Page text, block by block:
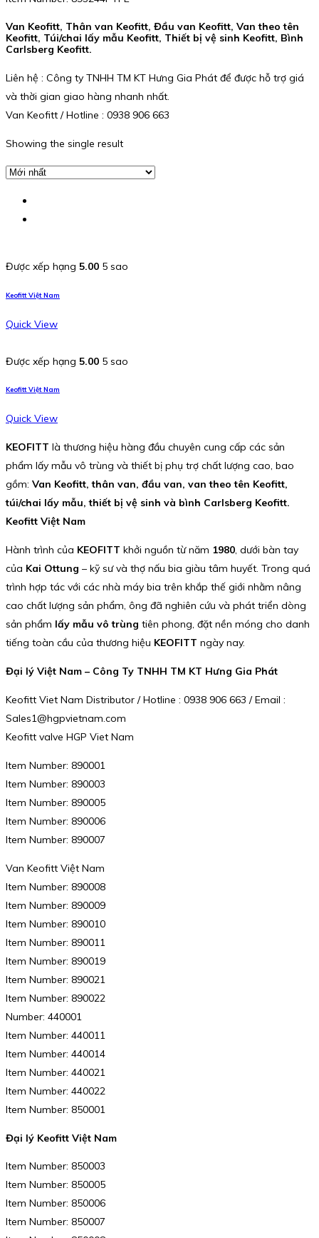
Van Keofitt, Thân van Keofitt, Đầu van Keofitt, Van theo tên
Keofitt, Túi/chai lấy mẫu Keofitt, Thiết bị vệ sinh Keofitt, Bình
Carlsberg Keofitt.
Liên hệ : Công ty TNHH TM KT Hưng Gia Phát để được hỗ trợ giá
và thời gian giao hàng nhanh nhất.
Van Keofitt / Hotline : 0938 906 663
Showing the single result
Được xếp hạng 5.00 5 sao
Keofitt Việt Nam
Quick View
Được xếp hạng 5.00 5 sao
Keofitt Việt Nam
Quick View
KEOFITT là thương hiệu hàng đầu chuyên cung cấp các sản
phẩm lấy mẫu vô trùng và thiết bị phụ trợ chất lượng cao, bao
gồm: Van Keofitt, thân van, đầu van, van theo tên Keofitt,
túi/chai lấy mẫu, thiết bị vệ sinh và bình Carlsberg Keofitt.
Keofitt Việt Nam
Hành trình của KEOFITT khởi nguồn từ năm 1980, dưới bàn tay
của Kai Ottung – kỹ sư và thợ nấu bia giàu tâm huyết. Trong quá
trình hợp tác với các nhà máy bia trên khắp thế giới nhằm nâng
cao chất lượng sản phẩm, ông đã nghiên cứu và phát triển dòng
sản phẩm lấy mẫu vô trùng tiên phong, đặt nền móng cho danh
tiếng toàn cầu của thương hiệu KEOFITT ngày nay.
Đại lý Việt Nam – Công Ty TNHH TM KT Hưng Gia Phát
Keofitt Viet Nam Distributor / Hotline : 0938 906 663 / Email :
Sales1@hgpvietnam.com
Keofitt valve HGP Viet Nam
Item Number: 890001
Item Number: 890003
Item Number: 890005
Item Number: 890006
Item Number: 890007
Van Keofitt Việt Nam
Item Number: 890008
Item Number: 890009
Item Number: 890010
Item Number: 890011
Item Number: 890019
Item Number: 890021
Item Number: 890022
Number: 440001
Item Number: 440011
Item Number: 440014
Item Number: 440021
Item Number: 440022
Item Number: 850001
Đại lý Keofitt Việt Nam
Item Number: 850003
Item Number: 850005
Item Number: 850006
Item Number: 850007